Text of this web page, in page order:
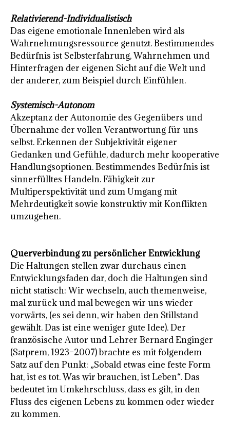
Relativierend-Individualistisch
Das eigene emotionale Innenleben wird als
Wahrnehmungsressource genutzt. Bestimmendes
Bedürfnis ist Selbsterfahrung, Wahrnehmen und
Hinterfragen der eigenen Sicht auf die Welt und
der anderer, zum Beispiel durch Einfühlen.
Systemisch-Autonom
Akzeptanz der Autonomie des Gegenübers und
Übernahme der vollen Verantwortung für uns
selbst. Erkennen der Subjektivität eigener
Gedanken und Gefühle, dadurch mehr kooperative
Handlungsoptionen. Bestimmendes Bedürfnis ist
sinnerfülltes Handeln. Fähigkeit zur
Multiperspektivität und zum Umgang mit
Mehrdeutigkeit sowie konstruktiv mit Konflikten
umzugehen.
Querverbindung zu persönlicher Entwicklung
Die Haltungen stellen zwar durchaus einen
Entwicklungsfaden dar, doch die Haltungen sind
nicht statisch: Wir wechseln, auch themenweise,
mal zurück und mal bewegen wir uns wieder
vorwärts, (es sei denn, wir haben den Stillstand
gewählt. Das ist eine weniger gute Idee). Der
französische Autor und Lehrer Bernard Enginger
(Satprem, 1923–2007) brachte es mit folgendem
Satz auf den Punkt: „Sobald etwas eine feste Form
hat, ist es tot. Was wir brauchen, ist Leben“. Das
bedeutet im Umkehrschluss, dass es gilt, in den
Fluss des eigenen Lebens zu kommen oder wieder
zu kommen.